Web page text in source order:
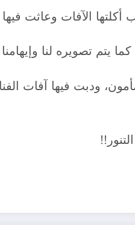
الآفات وعاثت
يتم تصويره لنا
ودبت فيها آفات